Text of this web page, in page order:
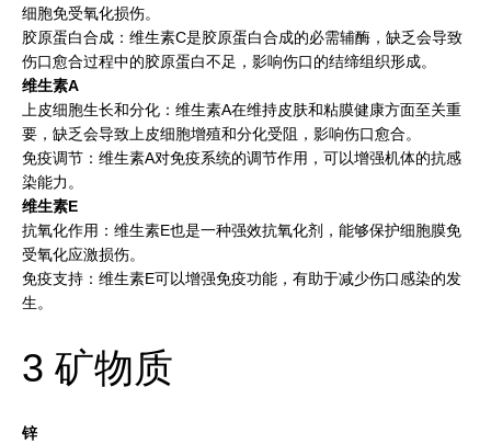
细胞免受氧化损伤。
胶原蛋白合成：维生素C是胶原蛋白合成的必需辅酶，缺乏会导致
伤口愈合过程中的胶原蛋白不足，影响伤口的结缔组织形成。
维生素A
上皮细胞生长和分化：维生素A在维持皮肤和粘膜健康方面至关重
要，缺乏会导致上皮细胞增殖和分化受阻，影响伤口愈合。
免疫调节：维生素A对免疫系统的调节作用，可以增强机体的抗感
染能力。
维生素E
抗氧化作用：维生素E也是一种强效抗氧化剂，能够保护细胞膜免
受氧化应激损伤。
免疫支持：维生素E可以增强免疫功能，有助于减少伤口感染的发
生。
3 矿物质
锌